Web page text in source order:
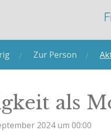
Zur Person
als
2024 um 00:00